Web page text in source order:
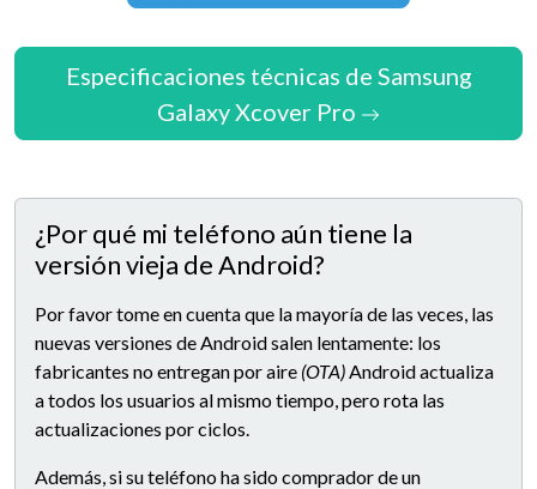
Especificaciones técnicas de Samsung
Galaxy Xcover Pro
¿Por qué mi teléfono aún tiene la
versión vieja de Android?
Por favor tome en cuenta que la mayoría de las veces, las
nuevas versiones de Android salen lentamente: los
fabricantes no entregan por aire (OTA)Android actualiza
a todos los usuarios al mismo tiempo, pero rota las
actualizaciones por ciclos.
Además, si su teléfono ha sido comprador de un